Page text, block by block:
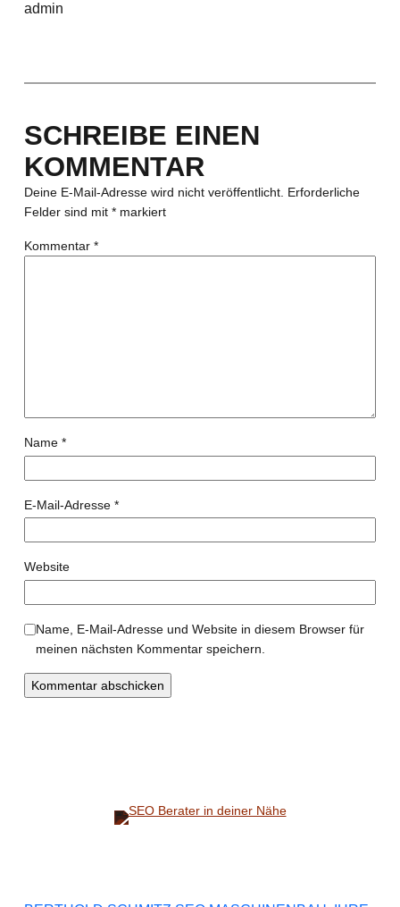
admin
SCHREIBE EINEN
KOMMENTAR
Deine E-Mail-Adresse wird nicht veröffentlicht. Erforderliche
Felder sind mit *markiert
Kommentar *
Name *
E-Mail-Adresse *
Website
Name, E-Mail-Adresse und Website in diesem Browser für
meinen nächsten Kommentar speichern.